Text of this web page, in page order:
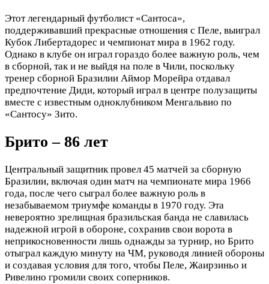
Этот легендарный футболист «Сантоса»,
поддерживавший прекрасные отношения с Пеле, выиграл
Кубок Либертадорес и чемпионат мира в 1962 году.
Однако в клубе он играл гораздо более важную роль, чем
в сборной, так и не выйдя на поле в Чили, поскольку
тренер сборной Бразилии Аймор Морейра отдавал
предпочтение Диди, который играл в центре полузащиты
вместе с известным одноклубником Менгальвио по
«Сантосу» Зито.
Брито – 86 лет
Центральный защитник провел 45 матчей за сборную
Бразилии, включая один матч на чемпионате мира 1966
года, после чего сыграл более важную роль в
незабываемом триумфе команды в 1970 году. Эта
невероятно зрелищная бразильская банда не славилась
надежной игрой в обороне, сохранив свои ворота в
неприкосновенности лишь однажды за турнир, но Брито
отыграл каждую минуту на ЧМ, руководя линией обороны
и создавая условия для того, чтобы Пеле, Жаирзиньо и
Ривелино громили своих соперников.